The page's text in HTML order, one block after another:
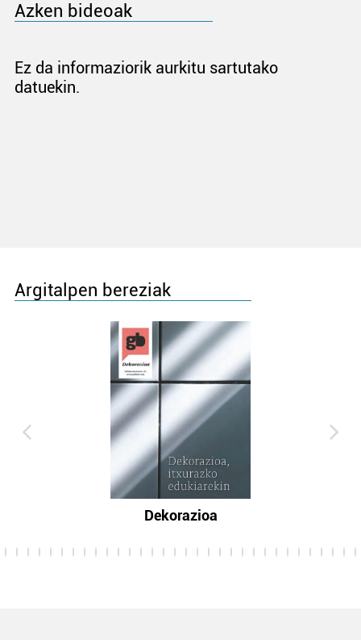
Azken bideoak
Ez da informaziorik aurkitu sartutako
datuekin.
Argitalpen bereziak
Dekorazioa